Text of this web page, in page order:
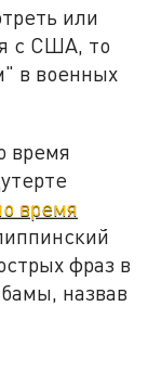
или
с США, то
в военных
время
время
фраз в
назвав